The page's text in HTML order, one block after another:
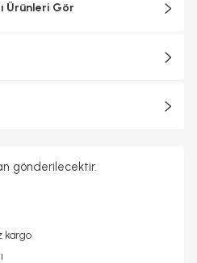
Ürünleri Gör
gönderilecektir.
kargo